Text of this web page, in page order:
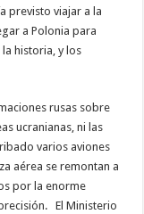
previsto viajar a la
a Polonia para
historia, y los
rusas sobre
ucranianas, ni las
varios aviones
aérea se remontan a
por la enorme
El Ministerio